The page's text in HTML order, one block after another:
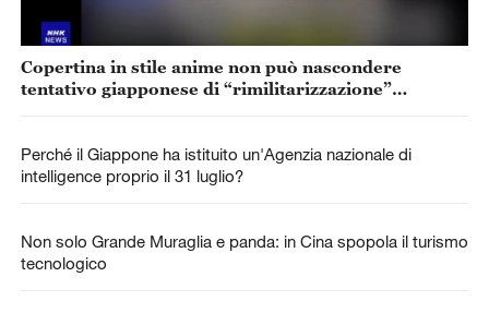
Copertina in stile anime non può nascondere
tentativo giapponese di “rimilitarizzazione”
Perché il Giappone ha istituito un'Agenzia nazionale di
intelligence proprio il 31 luglio?
Non solo Grande Muraglia e panda: in Cina spopola il turismo
tecnologico